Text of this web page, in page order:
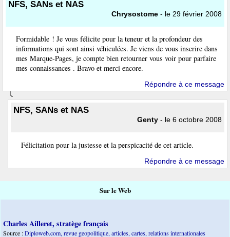
NFS, SANs et NAS
Chrysostome - le 29 février 2008
Formidable ! Je vous félicite pour la teneur et la profondeur des
informations qui sont ainsi véhiculées. Je viens de vous inscrire dans
mes Marque-Pages, je compte bien retourner vous voir pour parfaire
mes connaissances . Bravo et merci encore.
Répondre à ce message
NFS, SANs et NAS
Genty - le 6 octobre 2008
Félicitation pour la justesse et la perspicacité de cet article.
Répondre à ce message
Sur le Web
Charles Ailleret, stratège français
Source :Diploweb.com, revue geopolitique, articles, cartes, relations internationales